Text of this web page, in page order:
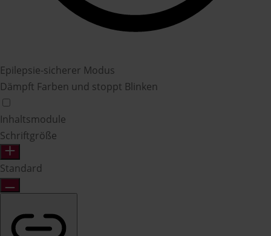
Epilepsie-sicherer Modus
Dämpft Farben und stoppt Blinken
Inhaltsmodule
Schriftgröße
Standard